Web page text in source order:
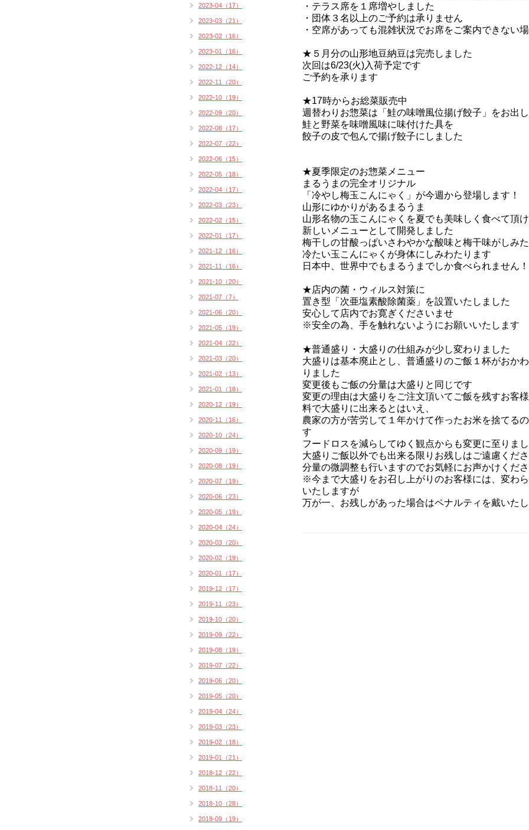
・テラス席を１席増やしました
・団体３名以上のご予約は承りません
・空席があっても混雑状況でお席をご案内できない
★５月分の山形地豆納豆は完売しました
次回は6/23(火)入荷予定です
ご予約を承ります
★17時からお総菜販売中
週替わりお惣菜は「鮭の味噌風位揚げ餃子」をお出
鮭と野菜を味噌風味に味付けた具を
餃子の皮で包んで揚げ餃子にしました
★夏季限定のお惣菜メニュー
まるうまの完全オリジナル
「冷やし梅玉こんにゃく」が今週から登場します！
山形にゆかりがあるまるうま
山形名物の玉こんにゃくを夏でも美味しく食べて頂
新しいメニューとして開発しました
梅干しの甘酸っぱいさわやかな酸味と梅干味がしみた
冷たい玉こんにゃくが身体にしみわたります
日本中、世界中でもまるうまでしか食べられません！
★店内の菌・ウィルス対策に
置き型「次亜塩素酸除菌薬」を設置いたしました
安心して店内でお寛ぎくださいませ
※安全の為、手を触れないようにお願いいたします
★普通盛り・大盛りの仕組みが少し変わりました
大盛りは基本廃止とし、普通盛りのご飯１杯がおか
りました
変更後もご飯の分量は大盛りと同じです
変更の理由は大盛りをご注文頂いてご飯を残すお客
料で大盛りに出来るとはいえ、
農家の方が苦労して１年かけて作ったお米を捨てる
す
フードロスを減らしてゆく観点からも変更に至りま
大盛りご飯以外でも出来る限りお残しはご遠慮くだ
分量の微調整も行いますのでお気軽にお声かけくだ
※今まで大盛りをお召し上がりのお客様には、変わ
いたしますが
万が一、お残しがあった場合はペナルティを戴いた
2023-04（17）
2023-03（21）
2023-02（16）
2023-01（16）
2022-12（14）
2022-11（20）
2022-10（19）
2022-09（20）
2022-08（17）
2022-07（22）
2022-06（15）
2022-05（18）
2022-04（17）
2022-03（23）
2022-02（15）
2022-01（17）
2021-12（16）
2021-11（16）
2021-10（20）
2021-07（7）
2021-06（20）
2021-05（19）
2021-04（22）
2021-03（20）
2021-02（13）
2021-01（18）
2020-12（19）
2020-11（16）
2020-10（24）
2020-09（19）
2020-08（19）
2020-07（19）
2020-06（23）
2020-05（19）
2020-04（24）
2020-03（20）
2020-02（19）
2020-01（17）
2019-12（17）
2019-11（23）
2019-10（20）
2019-09（22）
2019-08（19）
2019-07（22）
2019-06（20）
2019-05（20）
2019-04（24）
2019-03（23）
2019-02（18）
2019-01（21）
2018-12（22）
2018-11（20）
2018-10（28）
2018-09（19）